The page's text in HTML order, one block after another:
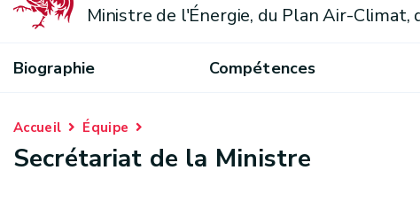
Ministre de l'Énergie, du Plan Air-
Biographie Compétences
Accueil Équipe
Secrétariat de la Ministre